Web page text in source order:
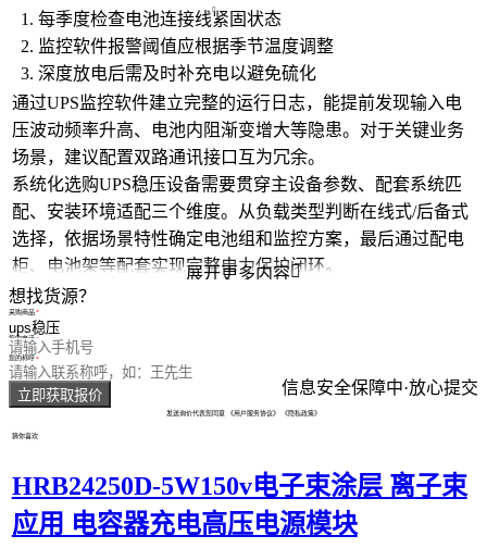
每季度检查电池连接线紧固状态
监控软件报警阈值应根据季节温度调整
深度放电后需及时补充电以避免硫化
通过UPS监控软件建立完整的运行日志，能提前发现输入电
压波动频率升高、电池内阻渐变增大等隐患。对于关键业务
场景，建议配置双路通讯接口互为冗余。
系统化选购UPS稳压设备需要贯穿主设备参数、配套系统匹
配、安装环境适配三个维度。从负载类型判断在线式/后备式
选择，依据场景特性确定电池组和监控方案，最后通过配电
柜、电池架等配套实现完整电力保护闭环。
展开更多内容
想找货源？
采购商品
您的电话
您的称呼
立即获取报价 信息安全保障中·放心提交
发送询价代表您同意 《用户服务协议》 《隐私政策》
猜你喜欢
HRB24250D-5W150v电子束涂层 离子束
应用 电容器充电高压电源模块